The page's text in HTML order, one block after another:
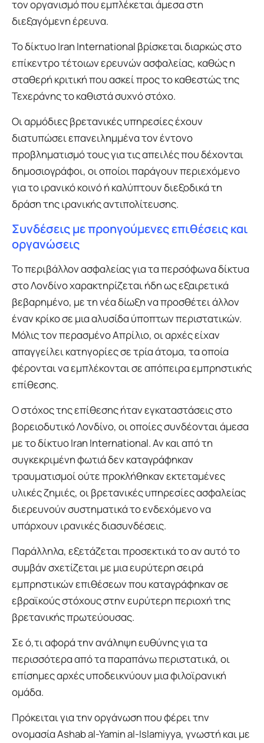
τον οργανισμό που εμπλέκεται άμεσα στη
διεξαγόμενη έρευνα.
Το δίκτυο Iran International βρίσκεται διαρκώς στο
επίκεντρο τέτοιων ερευνών ασφαλείας, καθώς η
σταθερή κριτική που ασκεί προς το καθεστώς της
Τεχεράνης το καθιστά συχνό στόχο.
Οι αρμόδιες βρετανικές υπηρεσίες έχουν
διατυπώσει επανειλημμένα τον έντονο
προβληματισμό τους για τις απειλές που δέχονται
δημοσιογράφοι, οι οποίοι παράγουν περιεχόμενο
για το ιρανικό κοινό ή καλύπτουν διεξοδικά τη
δράση της ιρανικής αντιπολίτευσης.
Συνδέσεις με προηγούμενες επιθέσεις και
οργανώσεις
Το περιβάλλον ασφαλείας για τα περσόφωνα δίκτυα
στο Λονδίνο χαρακτηρίζεται ήδη ως εξαιρετικά
βεβαρημένο, με τη νέα δίωξη να προσθέτει άλλον
έναν κρίκο σε μια αλυσίδα ύποπτων περιστατικών.
Μόλις τον περασμένο Απρίλιο, οι αρχές είχαν
απαγγείλει κατηγορίες σε τρία άτομα, τα οποία
φέρονται να εμπλέκονται σε απόπειρα εμπρηστικής
επίθεσης.
Ο στόχος της επίθεσης ήταν εγκαταστάσεις στο
βορειοδυτικό Λονδίνο, οι οποίες συνδέονται άμεσα
με το δίκτυο Iran International. Αν και από τη
συγκεκριμένη φωτιά δεν καταγράφηκαν
τραυματισμοί ούτε προκλήθηκαν εκτεταμένες
υλικές ζημιές, οι βρετανικές υπηρεσίες ασφαλείας
διερευνούν συστηματικά το ενδεχόμενο να
υπάρχουν ιρανικές διασυνδέσεις.
Παράλληλα, εξετάζεται προσεκτικά το αν αυτό το
συμβάν σχετίζεται με μια ευρύτερη σειρά
εμπρηστικών επιθέσεων που καταγράφηκαν σε
εβραϊκούς στόχους στην ευρύτερη περιοχή της
βρετανικής πρωτεύουσας.
Σε ό,τι αφορά την ανάληψη ευθύνης για τα
περισσότερα από τα παραπάνω περιστατικά, οι
επίσημες αρχές υποδεικνύουν μια φιλοϊρανική
ομάδα.
Πρόκειται για την οργάνωση που φέρει την
ονομασία Ashab al-Yamin al-Islamiyya, γνωστή και με